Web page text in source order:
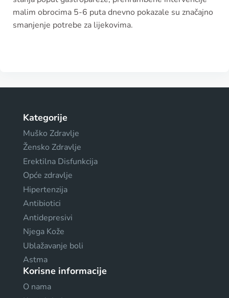
malim obrocima 5-6 puta dnevno pokazale su značajno
smanjenje potrebe za lijekovima.
Kategorije
Muško Zdravlje
Žensko Zdravlje
Erektilna Disfunkcija
Opće zdravlje
Hipertenzija
Antibiotici
Antidepresivi
Njega Kože
Ublažavanje boli
Astma
Korisne informacije
O nama